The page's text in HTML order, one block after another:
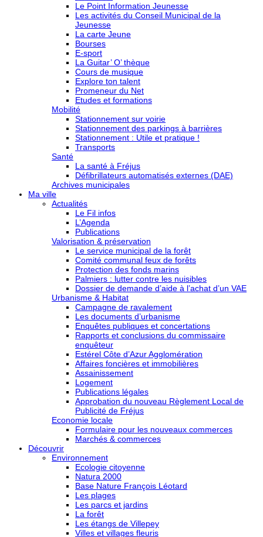
Le Point Information Jeunesse
Les activités du Conseil Municipal de la
Jeunesse
La carte Jeune
Bourses
E-sport
La Guitar’ O’ thèque
Cours de musique
Explore ton talent
Promeneur du Net
Etudes et formations
Mobilité
Stationnement sur voirie
Stationnement des parkings à barrières
Stationnement : Utile et pratique !
Transports
Santé
La santé à Fréjus
Défibrillateurs automatisés externes (DAE)
Archives municipales
Ma ville
Actualités
Le Fil infos
L’Agenda
Publications
Valorisation & préservation
Le service municipal de la forêt
Comité communal feux de forêts
Protection des fonds marins
Palmiers : lutter contre les nuisibles
Dossier de demande d’aide à l’achat d’un VAE
Urbanisme & Habitat
Campagne de ravalement
Les documents d’urbanisme
Enquêtes publiques et concertations
Rapports et conclusions du commissaire
enquêteur
Estérel Côte d’Azur Agglomération
Affaires foncières et immobilières
Assainissement
Logement
Publications légales
Approbation du nouveau Règlement Local de
Publicité de Fréjus
Economie locale
Formulaire pour les nouveaux commerces
Marchés & commerces
Découvrir
Environnement
Ecologie citoyenne
Natura 2000
Base Nature François Léotard
Les plages
Les parcs et jardins
La forêt
Les étangs de Villepey
Villes et villages fleuris